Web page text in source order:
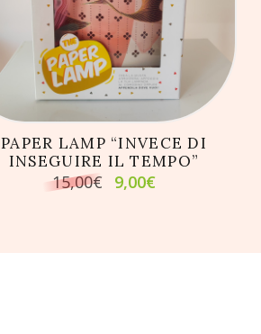
PAPER LAMP “INVECE DI
INSEGUIRE IL TEMPO”
15,00€ Il
prezzo
9,00€Il